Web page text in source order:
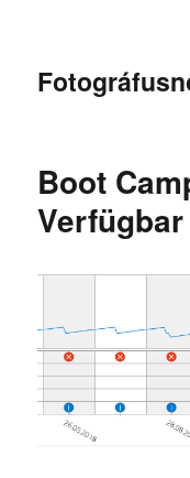
Boot
Verfügbar